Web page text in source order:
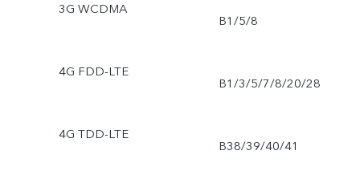
3G WCDMA
B1/5/8
4G FDD-LTE
B1/3/5/7/8/20/28
4G TDD-LTE
B38/39/40/41